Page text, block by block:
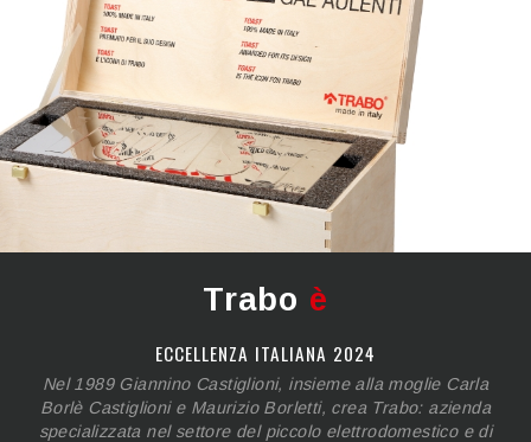
Trabo è
ECCELLENZA ITALIANA 2024
Nel 1989 Giannino Castiglioni, insieme alla moglie Carla
Borlè Castiglioni e Maurizio Borletti, crea Trabo: azienda
specializzata nel settore del piccolo elettrodomestico e di